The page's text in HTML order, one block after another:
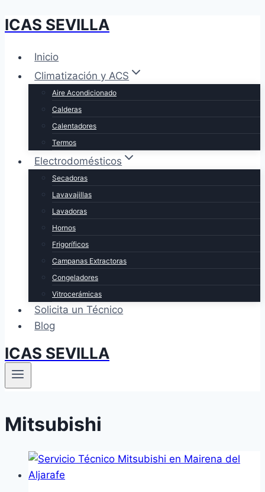
Saltar
contenido
ICAS SEVILLA
Inicio
Climatización y ACS
Aire Acondicionado
Calderas
Calentadores
Termos
Electrodomésticos
Secadoras
Lavavajillas
Lavadoras
Hornos
Frigoríficos
Campanas Extractoras
Congeladores
Vitrocerámicas
Solicita un Técnico
Blog
ICAS SEVILLA
Mitsubishi